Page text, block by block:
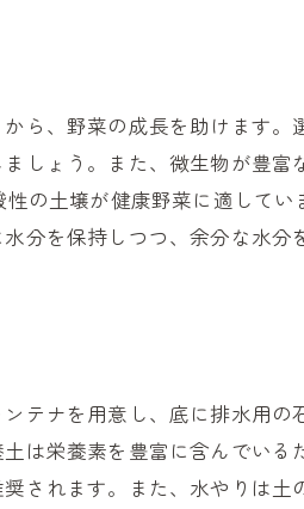
ら、野菜の成長を助けます。
しょう。また、微生物が豊富
の土壌が健康野菜に適してい
分を保持しつつ、余分な水分
テナを用意し、底に排水用の
は栄養素を豊富に含んでいる
されます。また、水やりは土